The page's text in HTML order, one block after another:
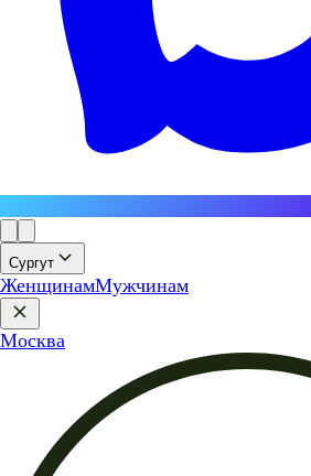
Сургут
ЖенщинамМужчинам
Москва